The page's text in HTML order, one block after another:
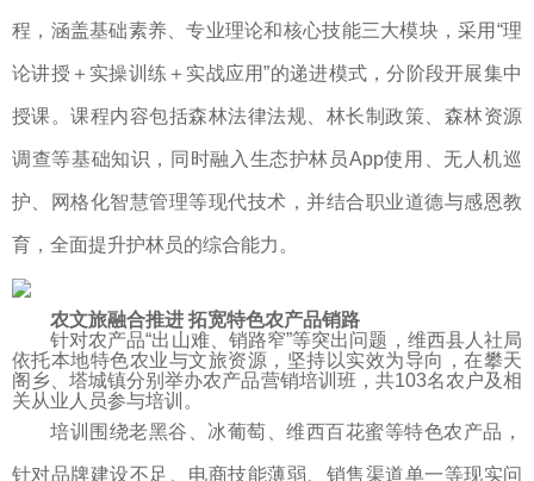
程，涵盖基础素养、专业理论和核心技能三大模块，采用“理
论讲授＋实操训练＋实战应用”的递进模式，分阶段开展集中
授课。课程内容包括森林法律法规、林长制政策、森林资源
调查等基础知识，同时融入生态护林员App使用、无人机巡
护、网格化智慧管理等现代技术，并结合职业道德与感恩教
育，全面提升护林员的综合能力。
农文旅融合推进 拓宽特色农产品销路
针对农产品“出山难、销路窄”等突出问题，维西县人社局
依托本地特色农业与文旅资源，坚持以实效为导向，在攀天
阁乡、塔城镇分别举办农产品营销培训班，共103名农户及相
关从业人员参与培训。
培训围绕老黑谷、冰葡萄、维西百花蜜等特色农产品，
针对品牌建设不足、电商技能薄弱、销售渠道单一等现实问